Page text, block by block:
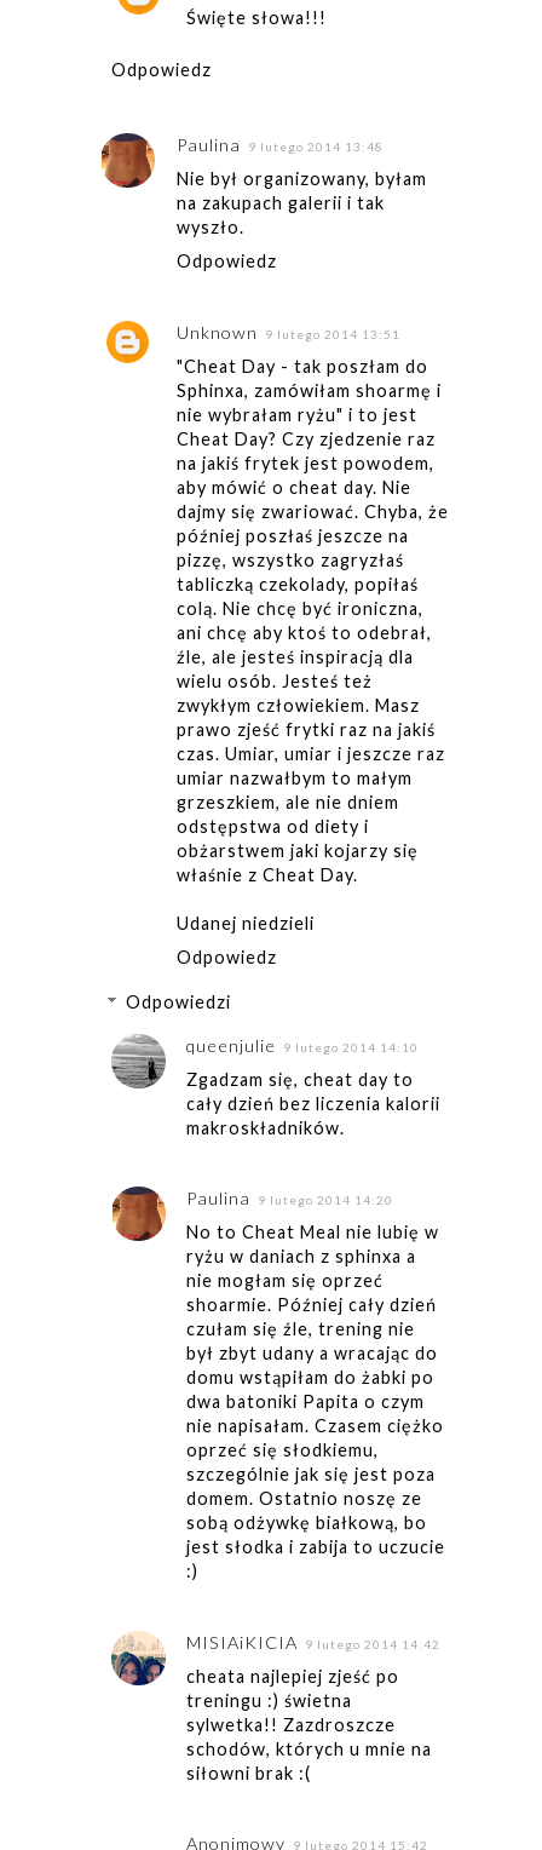
Święte słowa!!!
Odpowiedz
Paulina 9 lutego 2014 13:48
Nie był organizowany, byłam
na zakupach galerii i tak
wyszło.
Odpowiedz
Unknown 9 lutego 2014 13:51
"Cheat Day - tak poszłam do
Sphinxa, zamówiłam shoarmę i
nie wybrałam ryżu" i to jest
Cheat Day? Czy zjedzenie raz
na jakiś frytek jest powodem,
aby mówić o cheat day. Nie
dajmy się zwariować. Chyba, że
później poszłaś jeszcze na
pizzę, wszystko zagryzłaś
tabliczką czekolady, popiłaś
colą. Nie chcę być ironiczna,
ani chcę aby ktoś to odebrał,
źle, ale jesteś inspiracją dla
wielu osób. Jesteś też
zwykłym człowiekiem. Masz
prawo zjeść frytki raz na jakiś
czas. Umiar, umiar i jeszcze raz
umiar nazwałbym to małym
grzeszkiem, ale nie dniem
odstępstwa od diety i
obżarstwem jaki kojarzy się
właśnie z Cheat Day.
Udanej niedzieli
Odpowiedz
Odpowiedzi
queenjulie 9 lutego 2014 14:10
Zgadzam się, cheat day to
cały dzień bez liczenia kalorii
makroskładników.
Paulina 9 lutego 2014 14:20
No to Cheat Meal nie lubię w
ryżu w daniach z sphinxa a
nie mogłam się oprzeć
shoarmie. Później cały dzień
czułam się źle, trening nie
był zbyt udany a wracając do
domu wstąpiłam do żabki po
dwa batoniki Papita o czym
nie napisałam. Czasem ciężko
oprzeć się słodkiemu,
szczególnie jak się jest poza
domem. Ostatnio noszę ze
sobą odżywkę białkową, bo
jest słodka i zabija to uczucie
:)
MISIAiKICIA 9 lutego 2014 14:42
cheata najlepiej zjeść po
treningu :) świetna
sylwetka!! Zazdroszcze
schodów, których u mnie na
siłowni brak :(
Anonimowy 9 lutego 2014 15:42